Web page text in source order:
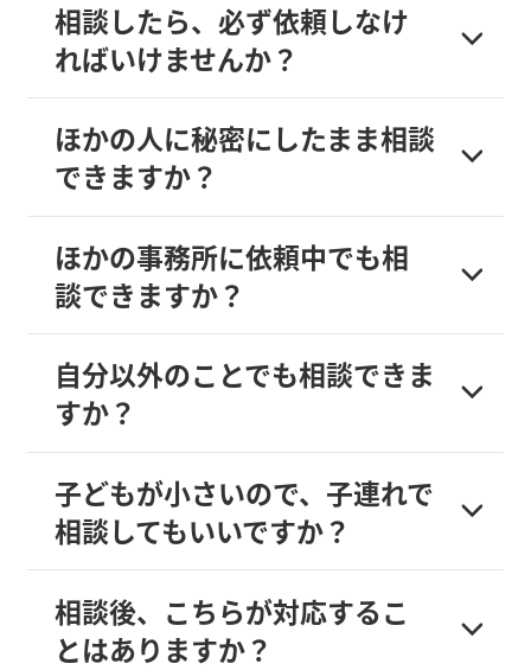
相談したら、必ず依頼しなけ
ればいけませんか？
ほかの人に秘密にしたまま相談
できますか？
ほかの事務所に依頼中でも相
談できますか？
自分以外のことでも相談できま
すか？
子どもが小さいので、子連れで
相談してもいいですか？
相談後、こちらが対応するこ
とはありますか？